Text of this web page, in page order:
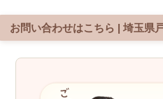
お問い合わせはこちら | 埼玉県